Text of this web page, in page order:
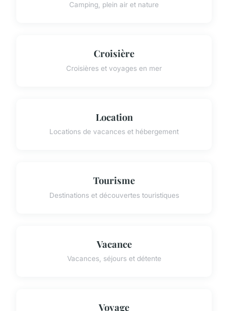
Camping, plein air et nature
Croisière
Croisières et voyages en mer
Location
Locations de vacances et hébergement
Tourisme
Destinations et découvertes touristiques
Vacance
Vacances, séjours et détente
Voyage